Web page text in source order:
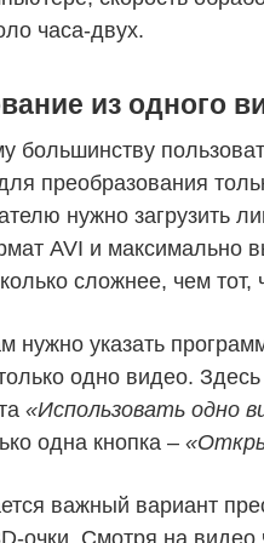
часа-двух.
из одного
преобразования
нужно загрузить
AVI и максимально
сложнее, чем
нужно указать
одно видео.
«Использовать одно
одна кнопка –
важный вариант
очки. Смотря на видео